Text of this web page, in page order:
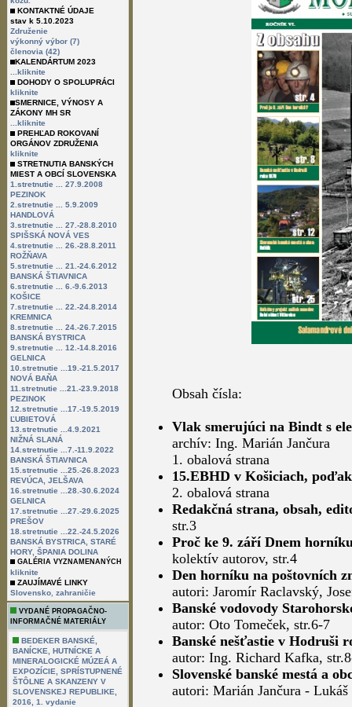
KONTAKTNÉ ÚDAJE
stav k 5.10.2023
Združenie
výkonný výbor (7)
členovia (42)
KALENDÁRTUM 2023
...kliknite
DOHODY O SPOLUPRÁCI
kliknite
SMERNICE, VÝNOSY A
ZÁKONY MH SR
...kliknite
PREHĽAD ROKOVANÍ
ORGÁNOV ZDRUŽENIA
kliknite
STRETNUTIA BANSKÝCH
MIEST A OBCÍ SLOVENSKA
1.stretnutie ... 27.9.2008
PEZINOK
2.stretnutie ... 5.9.2009
HANDLOVÁ
3.stretnutie ... 27.-28.8.2010
SPIŠSKÁ NOVÁ VES
4.stretnutie ... 26.-28.8.2011
ROŽŇAVA
5.stretnutie ... 21.-24.6.2012
BANSKÁ ŠTIAVNICA
6.stretnutie ... 6.-9.6.2013
KOŠICE
7.stretnutie ... 22.-24.8.2014
KREMNICA
8.stretnutie ... 24.-26.7.2015
BANSKÁ BYSTRICA
9.stretnutie ... 12.-14.8.2016
GELNICA
10.stretnutie ...19.-21.5.2017
NOVÁ BAŇA
11.stretnutie ...21.-23.9.2018
PEZINOK
12.stretnutie ...17.-19.5.2019
ĽUBIETOVÁ
13.stretnutie ...4.9.2021
NIŽNÁ SLANÁ
14.stretnutie ...7.-11.9.2022
BANSKÁ ŠTIAVNICA
15.stretnutie ...25.-26.8.2023
REVÚCA, JELŠAVA
16.stretnutie ...28.-30.6.2024
GELNICA
17.stretnutie ...27.-29.6.2025
PREŠOV
18.stretnutie ...22.-24.5.2026
BANSKÁ BYSTRICA, STARÉ
HORY, ŠPANIA DOLINA
GALÉRIA VYZNAMENANÝCH
kliknite
ZAUJÍMAVÉ LINKY
Slovensko zahraničie
VYDANÉ PROPAGAČNO-
INFORMAČNÉ MATERIÁLY
BEDEKER BANSKÉ,
BANÍCKE, HUTNÍCKE A
MINERALOGICKÉ MÚZEÁ A
EXPOZÍCIE, SPRÍSTUPNENÉ
ŠTÔLNE A SKANZENY V
SLOVENSKEJ REPUBLIKE,
2016, 1. vydanie
Obsah čísla:
Vlak smerujúci na Bindt s
archív: Ing. Marián Jančura
1. obalová strana
15.EBHD v Košiciach,
2. obalová strana
Redakčná strana, obsah,
str.3
Proč ke 9. září Dnem
kolektív autorov, str.4
Den horníku na poštovních
autori: Jaromír Raclavský,
Banské vodovody
autor: Oto Tomeček, str.6-7
Banské nešťastie v Hodruši
autor: Ing. Richard Kafka,
Slovenské banské mestá a
autori: Marián Jančura - Lukáš